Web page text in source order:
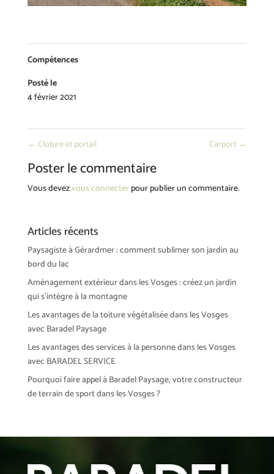
Compétences
Posté le
4 février 2021
← Cloture et portail Carport →
Poster le commentaire
Vous devezvous connecterpour publier un commentaire.
Articles récents
Paysagiste à Gérardmer : comment sublimer son jardin au
bord du lac
Aménagement extérieur dans les Vosges : créez un jardin
qui s’intègre à la montagne
Les avantages de la toiture végétalisée dans les Vosges
avec Baradel Paysage
Les avantages des services à la personne dans les Vosges
avec BARADEL SERVICE
Pourquoi faire appel à Baradel Paysage, votre constructeur
de terrain de sport dans les Vosges ?